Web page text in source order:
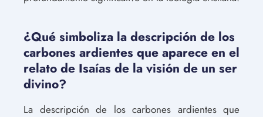
¿Qué simboliza la descripción de los
carbones ardientes que aparece en el
relato de Isaías de la visión de un ser
divino?
La descripción de los carbones ardientes que